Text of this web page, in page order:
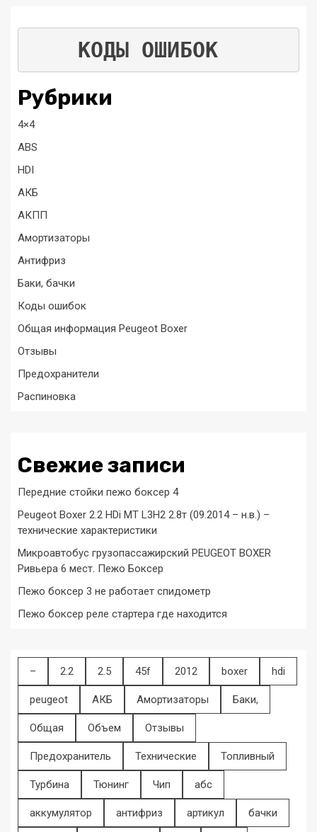
КОДЫ ОШИБОК
Рубрики
4×4
ABS
HDI
АКБ
АКПП
Амортизаторы
Антифриз
Баки, бачки
Коды ошибок
Общая информация Peugeot Boxer
Отзывы
Предохранители
Распиновка
Свежие записи
Передние стойки пежо боксер 4
Peugeot Boxer 2.2 HDi MT L3H2 2.8т (09.2014 – н.в.) –
технические характеристики
Микроавтобус грузопассажирский PEUGEOT BOXER
Ривьера 6 мест. Пежо Боксер
Пежо боксер 3 не работает спидометр
Пежо боксер реле стартера где находится
– 2.2 2.5 45f 2012 boxer hdi
peugeot АКБ Амортизаторы Баки,
Общая Объем Отзывы
Предохранитель Технические Топливный
Турбина Тюнинг Чип абс
аккумулятор антифриз артикул бачки